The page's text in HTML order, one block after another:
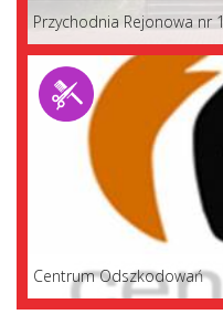
Przychodnia Rejonowa nr 1
Centrum Odszkodowań